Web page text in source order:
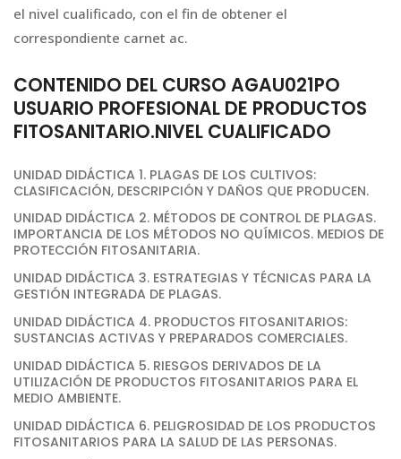
el nivel cualificado, con el fin de obtener el
correspondiente carnet ac.
CONTENIDO DEL CURSO AGAU021PO
USUARIO PROFESIONAL DE PRODUCTOS
FITOSANITARIO.NIVEL CUALIFICADO
UNIDAD DIDÁCTICA 1. PLAGAS DE LOS CULTIVOS:
CLASIFICACIÓN, DESCRIPCIÓN Y DAÑOS QUE PRODUCEN.
UNIDAD DIDÁCTICA 2. MÉTODOS DE CONTROL DE PLAGAS.
IMPORTANCIA DE LOS MÉTODOS NO QUÍMICOS. MEDIOS DE
PROTECCIÓN FITOSANITARIA.
UNIDAD DIDÁCTICA 3. ESTRATEGIAS Y TÉCNICAS PARA LA
GESTIÓN INTEGRADA DE PLAGAS.
UNIDAD DIDÁCTICA 4. PRODUCTOS FITOSANITARIOS:
SUSTANCIAS ACTIVAS Y PREPARADOS COMERCIALES.
UNIDAD DIDÁCTICA 5. RIESGOS DERIVADOS DE LA
UTILIZACIÓN DE PRODUCTOS FITOSANITARIOS PARA EL
MEDIO AMBIENTE.
UNIDAD DIDÁCTICA 6. PELIGROSIDAD DE LOS PRODUCTOS
FITOSANITARIOS PARA LA SALUD DE LAS PERSONAS.